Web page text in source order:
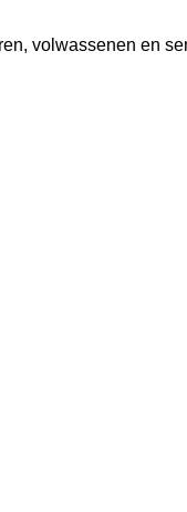
volwassenen en